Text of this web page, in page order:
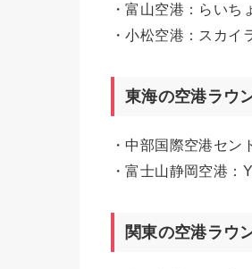
・富山空港：らいち
・小松空港：スカイ
東海の空港ラウ
・中部国際空港セ
・富士山静岡空港：
関東の空港ラウ